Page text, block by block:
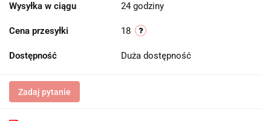
Wysyłka w ciągu 24 godziny
Cena przesyłki 18
Dostępność Duża dostępność
Zadaj pytanie